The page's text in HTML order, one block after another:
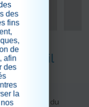
d'Avril
au marché du
des
fins
de
afin
des
la